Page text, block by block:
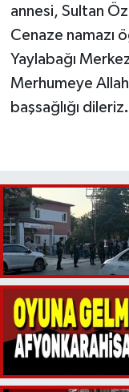
annesi, Sultan
Cenaze namazı
Yaylabağı
Merhumeye
başsağlığı dileriz.